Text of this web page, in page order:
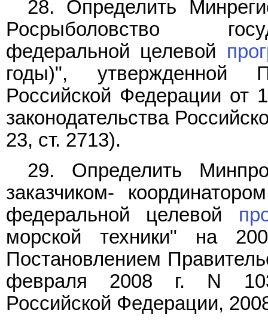
28. Определить
Росрыболовство
федеральной целевой
годы)", утвержденной
Российской Федерации от
законодательства
23, ст. 2713).
29. Определить
заказчиком-
федеральной целевой
морской техники" на
Постановлением
февраля 2008 г. N 103
Российской Федерации,